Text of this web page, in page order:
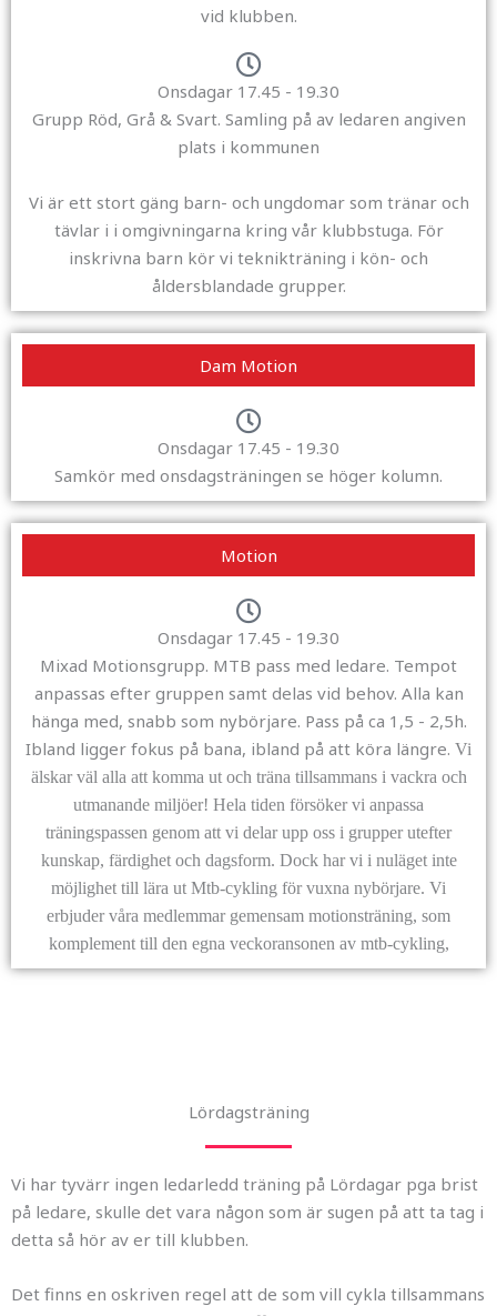
vid klubben.
Onsdagar 17.45 - 19.30
Grupp Röd, Grå & Svart. Samling på av ledaren angiven
plats i kommunen
Vi är ett stort gäng barn- och ungdomar som tränar och
tävlar i i omgivningarna kring vår klubbstuga. För
inskrivna barn kör vi teknikträning i kön- och
åldersblandade grupper.
Dam Motion
Onsdagar 17.45 - 19.30
Samkör med onsdagsträningen se höger kolumn.
Motion
Onsdagar 17.45 - 19.30
Mixad Motionsgrupp. MTB pass med ledare. Tempot
anpassas efter gruppen samt delas vid behov. Alla kan
hänga med, snabb som nybörjare. Pass på ca 1,5 - 2,5h.
Ibland ligger fokus på bana, ibland på att köra längre. Vi
älskar väl alla att komma ut och träna tillsammans i vackra och
utmanande miljöer! Hela tiden försöker vi anpassa
träningspassen genom att vi delar upp oss i grupper utefter
kunskap, färdighet och dagsform. Dock har vi i nuläget inte
möjlighet till lära ut Mtb-cykling för vuxna nybörjare. Vi
erbjuder våra medlemmar gemensam motionsträning, som
komplement till den egna veckoransonen av mtb-cykling,
Lördagsträning
Vi har tyvärr ingen ledarledd träning på Lördagar pga brist
på ledare, skulle det vara någon som är sugen på att ta tag i
detta så hör av er till klubben.
Det finns en oskriven regel att de som vill cykla tillsammans